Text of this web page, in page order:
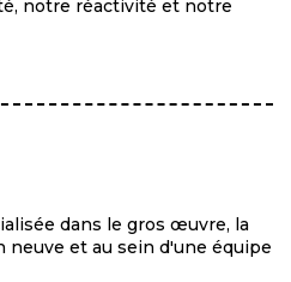
notre réactivité et notre
dans le gros œuvre, la
et au sein d'une équipe